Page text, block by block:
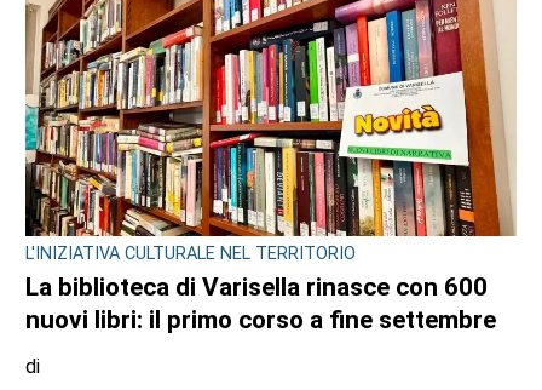
L'INIZIATIVA CULTURALE NEL TERRITORIO
La biblioteca di Varisella rinasce con 600
nuovi libri: il primo corso a fine settembre
di